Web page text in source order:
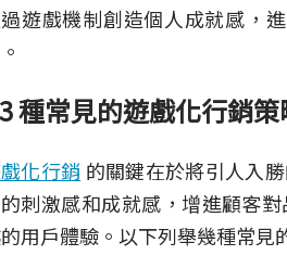
遊戲機制創造個人成就感，
種常見的遊戲化行銷策
化行銷 的關鍵在於將引人入
刺激感和成就感，增進顧客
用戶體驗。以下列舉幾種常見